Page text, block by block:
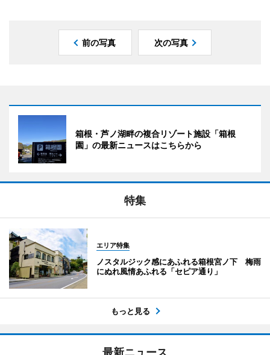
前の写真 次の写真
箱根・芦ノ湖畔の複合リゾート施設「箱根
園」の最新ニュースはこちらから
特集
エリア特集
ノスタルジック感にあふれる箱根宮ノ下 梅雨
にぬれ風情あふれる「セピア通り」
もっと見る
最新ニュース